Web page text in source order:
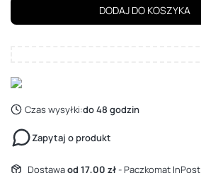
DODAJ DO KOSZYKA
Czas wysyłki:do 48 godzin
Zapytaj o produkt
Dostawaod 17,00 zł- Paczkomat InPost